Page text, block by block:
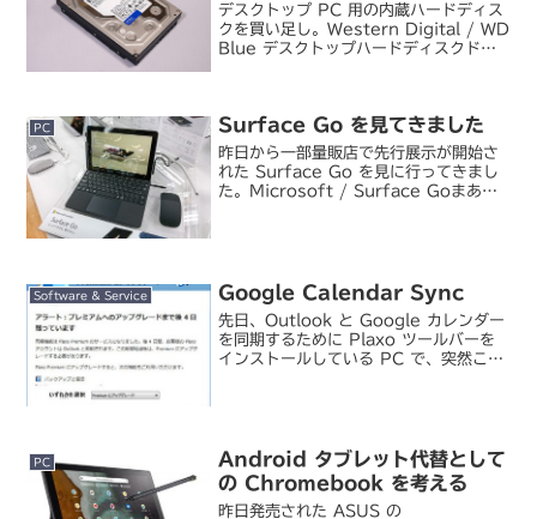
デスクトップ PC 用の内蔵ハードディス
クを買い足し。Western Digital / WD
Blue デスクトップハードディスクドラ
PC Surface Go を見てきました
昨日から一部量販店で先行展示が開始さ
れた Surface Go を見に行ってきまし
た。Microsoft / Surface Goまあ
Software & Service Google Calendar Sync
先日、Outlook と Google カレンダー
を同期するために Plaxo ツールバーを
インストールしている PC で、突然こん
PC
Android タブレット代替として
の Chromebook を考える
昨日発売された ASUS の